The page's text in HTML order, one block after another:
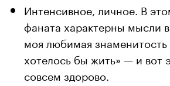
Интенсивное, личное. В
фаната характерны мысли
моя любимая
хотелось бы жить» — и вот
совсем здорово.